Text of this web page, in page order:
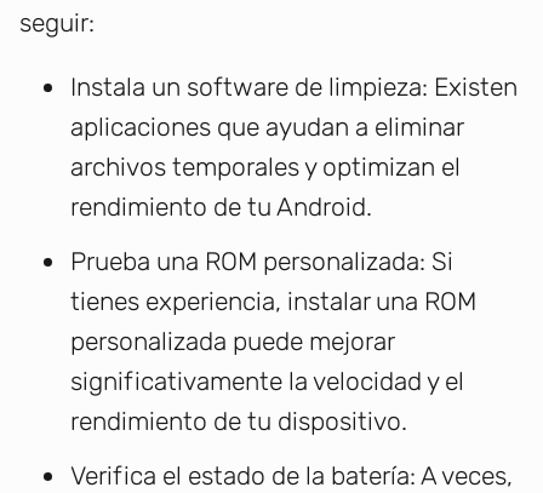
seguir:
Instala un software de limpieza: Existen
aplicaciones que ayudan a eliminar
archivos temporales y optimizan el
rendimiento de tu Android.
Prueba una ROM personalizada: Si
tienes experiencia, instalar una ROM
personalizada puede mejorar
significativamente la velocidad y el
rendimiento de tu dispositivo.
Verifica el estado de la batería: A veces,